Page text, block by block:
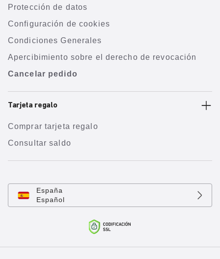
Protección de datos
Configuración de cookies
Condiciones Generales
Apercibimiento sobre el derecho de revocación
Cancelar pedido
Tarjeta regalo
Comprar tarjeta regalo
Consultar saldo
España
Español